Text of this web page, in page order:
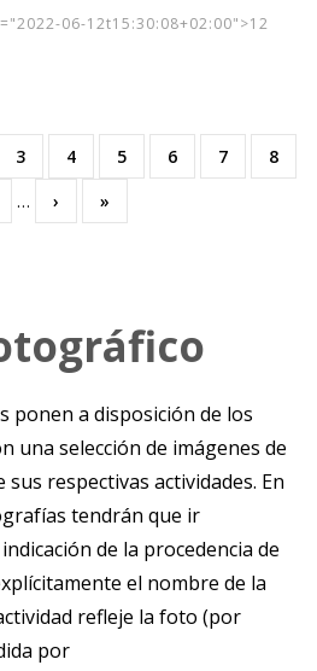
06-12t15:30:08+02:00">12
Orria
3 Orria
4 Orria
5 Orria
6 Orria
7 Orria
8
…
Next
›
Last
»
ponen a disposición de los
una selección de imágenes de
respectivas actividades. En
tendrán que ir
de la procedencia de
el nombre de la
refleje la foto (por
por